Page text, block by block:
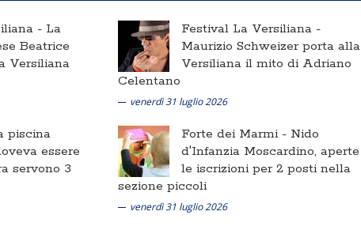
- La
Beatrice
Versiliana
Festival La Versiliana -
Maurizio Schweizer porta alla
Versiliana il mito di Adriano
Celentano
venerdì 31 luglio 2026
piscina
essere
servono 3
Forte dei Marmi - Nido
d'Infanzia Moscardino, aperte
le iscrizioni per 2 posti nella
sezione piccoli
venerdì 31 luglio 2026